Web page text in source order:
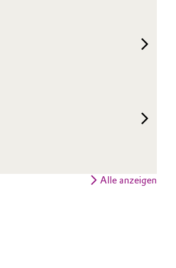
Alle anzeigen